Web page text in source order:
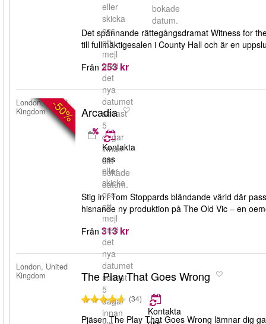
bokade
datum.
eller
skicka
oss
ett
mejl
med
det
nya
datumet
senast
5
dagar
innan
ditt
bokade
datum.
Det spännande rättegångsdramat Witness for
till fullmäktigesalen i County Hall och är en
Från 253 kr
-50%
London, United
Kingdom
Arcadia
Kontakta
oss
eller
skicka
oss
ett
mejl
med
det
nya
datumet
senast
5
dagar
innan
Stig in i Tom Stoppards bländande värld där
hisnande ny produktion på The Old Vic – en
Från 313 kr
London, United
Kingdom
The Play That Goes Wrong
(34)
Kontakta
Pjäsen The Play That Goes Wrong lämnar dig